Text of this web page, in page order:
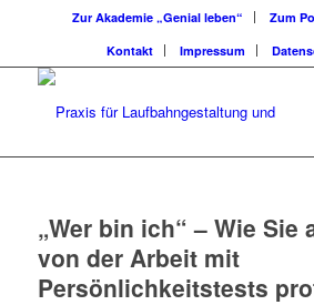
Zur Akademie „Genial leben“ Zum
Kontakt
Impressum
„Wer bin ich“ – Wie Sie
von der Arbeit mit
Persönlichkeitstests